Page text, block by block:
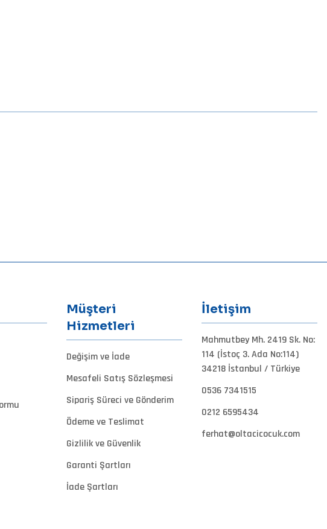
Müşteri
Hizmetleri
Değişim ve İade
Mesafeli Satış Sözleşmesi
Sipariş Süreci ve Gönderim
Ödeme ve Teslimat
Gizlilik ve Güvenlik
Garanti Şartları
İade Şartları
İletişim
Mahmutbey Mh. 2419 Sk. No:
114 (İstoç 3. Ada No:114)
34218 İstanbul / Türkiye
0536 7341515
0212 6595434
ferhat@oltacicocuk.com